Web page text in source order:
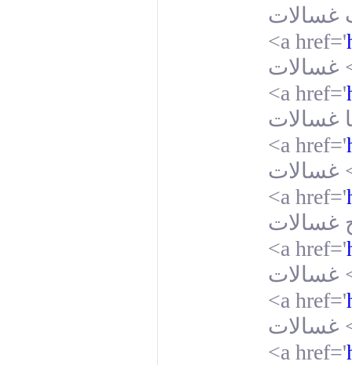
<a href='
<a href='
<a href='
<a href='
<a href='
<a href='
<a href='